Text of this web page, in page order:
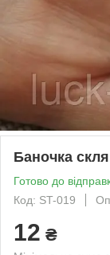
Баночка
Готово до
Код: ST-019
12 ₴